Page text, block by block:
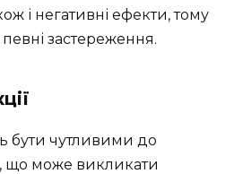
і негативні ефекти, тому
застереження.
бути чутливими до
що може викликати